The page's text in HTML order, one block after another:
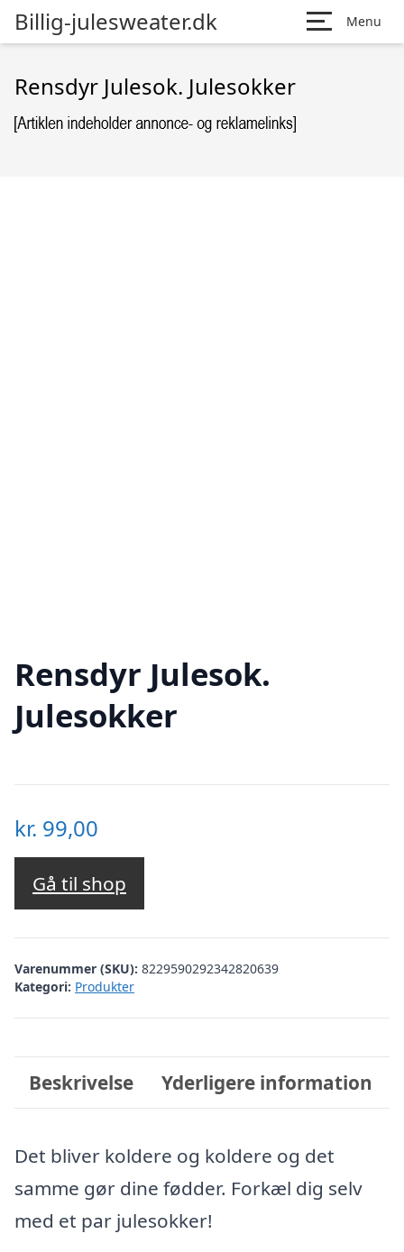
Billig-julesweater.dk Menu
Rensdyr Julesok. Julesokker
Rensdyr Julesok.
Julesokker
kr. 99,00
Gå til shop
Varenummer (SKU): 8229590292342820639
Kategori: Produkter
Beskrivelse Yderligere information
Det bliver koldere og koldere og det
samme gør dine fødder. Forkæl dig selv
med et par julesokker!